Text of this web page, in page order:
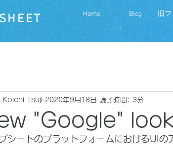
Home Blog 旧
"Google"
Koichi Tsuji 2020年9月18日 読了時間: 3分
シートのプラットフォームにおけるUIの